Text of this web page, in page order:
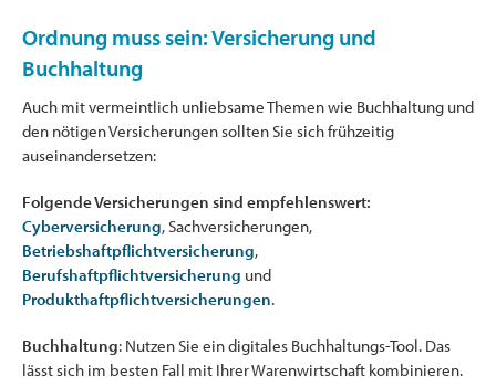
Ordnung muss sein: Versicherung und
Buchhaltung
Auch mit vermeintlich unliebsame Themen wie Buchhaltung und
den nötigen Versicherungen sollten Sie sich frühzeitig
auseinandersetzen:
Folgende Versicherungen sind empfehlenswert:
Cyberversicherung, Sachversicherungen,
Betriebshaftpflichtversicherung,
Berufshaftpflichtversicherung und
Produkthaftpflichtversicherungen.
Buchhaltung: Nutzen Sie ein digitales Buchhaltungs-Tool. Das
lässt sich im besten Fall mit Ihrer Warenwirtschaft kombinieren.